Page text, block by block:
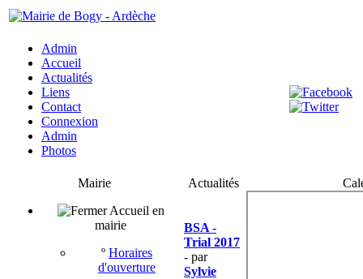
Admin
Accueil
Actualités
Liens
Contact
Connexion
Admin
Photos
Mairie
Accueil en
mairie
º Horaires
d'ouverture
Actualités
BSA -
Trial 2017
- par
Sylvie